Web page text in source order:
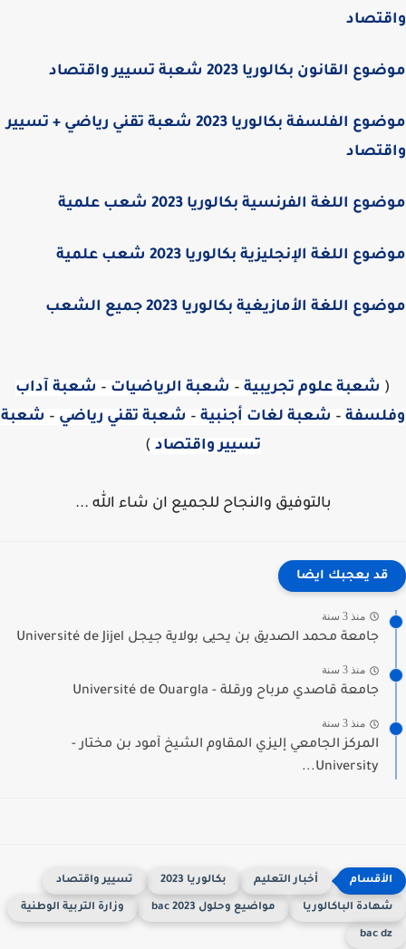
القانون بكالوريا 2023 شعبة تسيير واقتصاد
موضوع الفلسفة بكالوريا 2023 شعبة تقني رياضي + تسيير
اللغة الفرنسية بكالوريا 2023 شعب علمية
اللغة الإنجليزية بكالوريا 2023 شعب علمية
اللغة الأمازيغية بكالوريا 2023 جميع الشعب
شعبة علوم تجريبية–شعبة الرياضيات–شعبة آداب
–شعبة لغات أجنبية–شعبة تقني رياضي–شعبة
تسيير واقتصاد)
بالتوفيق والنجاح للجميع ان شاء الله ...
قد يعجبك ايضا
منذ 3 سنة
جامعة محمد الصديق بن يحيى بولاية جيجل Université de Jijel
منذ 3 سنة
جامعة قاصدي مرباح ورقلة - Université de Ouargla
منذ 3 سنة
المركز الجامعي إليزي المقاوم الشيخ آمود بن مختار -
University...
أخبار التعليم بكالوريا 2023 تسيير واقتصاد
الباكالوريا مواضيع وحلول 2023 bac وزارة التربية الوطنية
bac